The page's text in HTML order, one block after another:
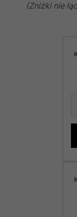
(Zniżki nie